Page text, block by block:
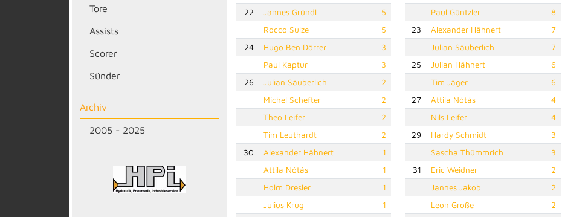
Tore
Assists
Scorer
Sünder
Archiv
2005 - 2025
22
Jannes Gründl
5
Rocco Sulze
5
24
Hugo Ben Dörrer
3
Paul Kaptur
3
26
Julian Säuberlich
2
Michel Schefter
2
Theo Leifer
2
Tim Leuthardt
2
30
Alexander Hähnert
1
Attila Nótás
1
Holm Dresler
1
Julius Krug
1
Paul Güntzler
8
23
Alexander Hähnert
7
Julian Säuberlich
7
25
Julian Hähnert
6
Tim Jäger
6
27
Attila Nótás
4
Nils Leifer
4
29
Hardy Schmidt
3
Sascha Thümmrich
3
31
Eric Weidner
2
Jannes Jakob
2
Leon Große
2